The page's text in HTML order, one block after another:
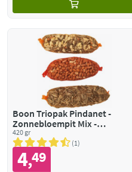
Boon Triopak Pindanet -
Zonnebloempit Mix -
Zonnebloempitten
420 gr
1
4,49